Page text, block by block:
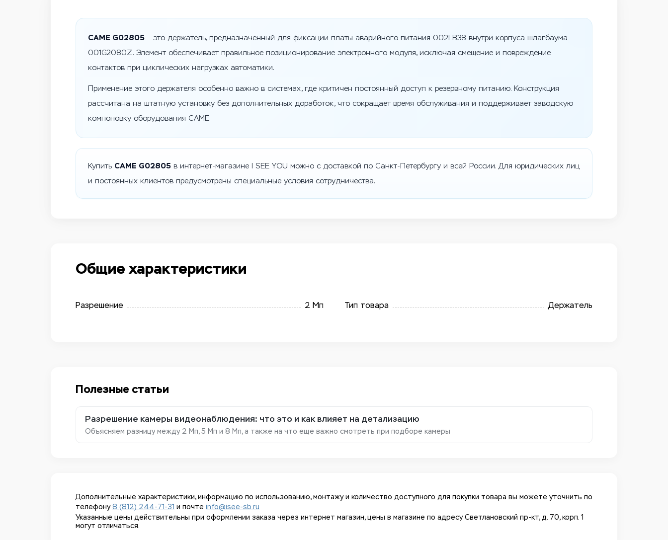
CAME G02805 – это держатель, предназначенный для фиксации платы аварийного питания 002LB38 внутри корпуса шлагбаума
001G2080Z. Элемент обеспечивает правильное позиционирование электронного модуля, исключая смещение и повреждение
контактов при циклических нагрузках автоматики.
Применение этого держателя особенно важно в системах, где критичен постоянный доступ к резервному питанию. Конструкция
рассчитана на штатную установку без дополнительных доработок, что сокращает время обслуживания и поддерживает заводскую
компоновку оборудования CAME.
Купить CAME G02805 в интернет-магазине I SEE YOU можно с доставкой по Санкт-Петербургу и всей России. Для юридических лиц
и постоянных клиентов предусмотрены специальные условия сотрудничества.
Общие характеристики
Разрешение 2 Мп Тип товара Держатель
Полезные статьи
Разрешение камеры видеонаблюдения: что это и как влияет на детализацию
Объясняем разницу между 2 Мп, 5 Мп и 8 Мп, а также на что еще важно смотреть при подборе камеры
Дополнительные характеристики, информацию по использованию, монтажу и количество доступного для покупки товара вы можете уточнить по
телефону8 (812) 244-71-31 и почте info@isee-sb.ru
Указанные цены действительны при оформлении заказа через интернет магазин, цены в магазине по адресу Светлановский пр-кт, д. 70, корп. 1
могут отличаться.